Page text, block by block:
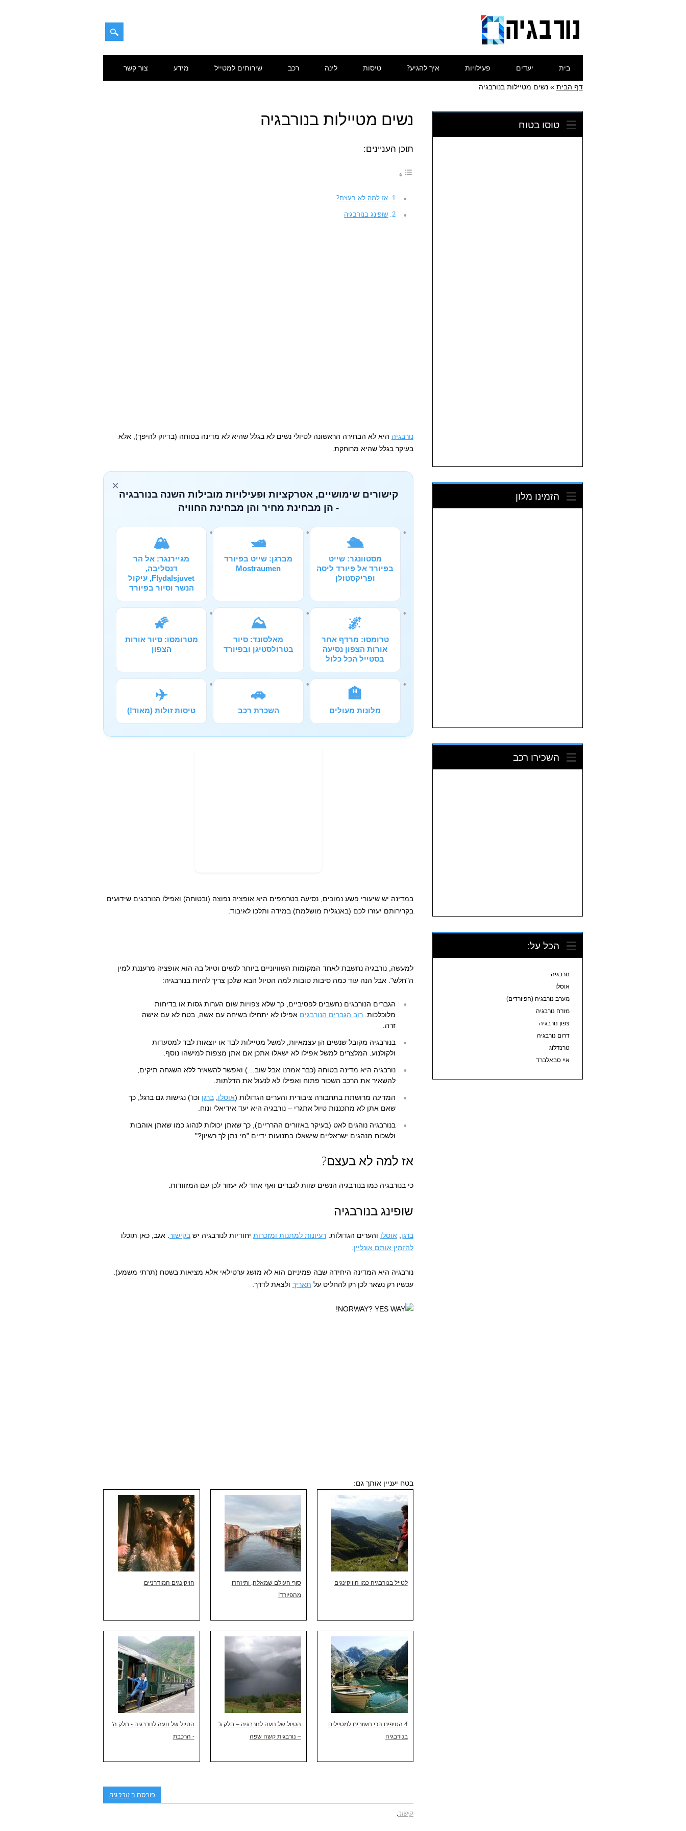
content
בית יעדים פעילויות איך להגיע? טיסות לינה רכב שירותים למטייל מידע צור קשר
דף הבית »נשים מטיילות בנורבגיה
נשים מטיילות בנורבגיה
תוכן העניינים:
אז למה לא בעצם?
שופינג בנורבגיה
נורבגיה היא לא הבחירה הראשונה לטיולי נשים לא בגלל שהיא לא מדינה בטוחה (בדיוק להיפך), אלא
בעיקר בגלל שהיא מרוחקת.
×
קישורים שימושיים, אטרקציות ופעילויות מובילות השנה בנורבגיה
- הן מבחינת מחיר והן מבחינת החוויה
🛳️
מסטוונגר: שייט
בפיורד אל פיורד ליסה
ופריקסטולן
🛥️
מברגן: שייט בפיורד
Mostraumen
🏔️
מגיירנגר: אל הר
דנסליבה,
Flydalsjuvet, עיקול
הנשר וסיור בפיורד
🌌
טרומסו: מרדף אחר
אורות הצפון נסיעה
בסטייל הכל כלול
⛰️
מאלסונד: סיור
בטרולסטיגן ובפיורד
🌠
מטרומסו: סיור אורות
הצפון
🏨
מלונות מעולים
🚗
השכרת רכב
✈️
טיסות זולות (מאוד!)
במדינה יש שיעורי פשע נמוכים, נסיעה בטרמפים היא אופציה נפוצה (ובטוחה) ואפילו הנורבגים שידועים
בקרירותם יעזרו לכם (באנגלית מושלמת) במידה ותלכו לאיבוד.
למעשה, נורבגיה נחשבת לאחד המקומות השוויוניים ביותר לנשים וטיול בה הוא אופציה מרעננת למין
ה"חלש". אבל הנה עוד כמה סיבות טובות למה הטיול הבא שלכן צריך להיות בנורבגיה:
הגברים הנורבגים נחשבים לפסיביים, כך שלא צפויות שום הערות גסות או בדיחות
מלוכלכות.רוב הגברים הנורבגים אפילו לא יתחילו בשיחה עם אשה, בטח לא עם אישה
זרה.
בנורבגיה מקובל שנשים הן עצמאיות, למשל מטיילות לבד או יוצאות לבד למסעדות
ולקולנוע. המלצרים למשל אפילו לא ישאלו אתכן אם אתן מצפות למישהו נוסף.
נורבגיה היא מדינה בטוחה (כבר אמרנו אבל שוב…) ואפשר להשאיר ללא השגחה תיקים,
להשאיר את הרכב השכור פתוח ואפילו לא לנעול את הדלתות.
המדינה מרושתת בתחבורה ציבורית והערים הגדולות (אוסלו ,ברגן וכו') נגישות גם ברגל, כך
שאם אתן לא מתכננות טיול אתגרי – נורבגיה היא יעד אידיאלי ונוח.
בנורבגיה נוהגים לאט (בעיקר באזורים ההרריים), כך שאתן יכולות לנהוג כמו שאתן אוהבות
ולשכוח מנהגים ישראליים שישאלו בתנועות ידיים "מי נתן לך רשיון?"
אז למה לא בעצם?
כי בנורבגיה כמו בנורבגיה הנשים שוות לגברים ואף אחד לא יעזור לכן עם המזוודות.
שופינג בנורבגיה
ברגן אוסלו והערים הגדולות.רעיונות למתנות ומזכרות יחודיות לנורבגיה ישבקישור . אגב, כאן תוכלו
להזמין אותם אונליין
נורבגיה היא המדינה היחידה שבה פמיניזם הוא לא מושג ערטילאי אלא מציאות בשטח (תרתי משמע).
עכשיו רק נשאר לכן רק להחליט על תאריך ולצאת לדרך.
בטח יעניין אותך גם:
לטייל בנורבגיה כמו הוויקינגים
סוף העולם שמאלה, ותיזהרו
מהפיורד!
הויקינגים המודרניים
4 הטיפים הכי חשובים למטיילים
בנורבגיה
הטיול של נועה לנורבגיה – חלק ג'
– נורבגית קשה שפה
הטיול של נועה לנורבגיה - חלק ה'
- הרכבת
פורסם בנורבגיה
קישור.
טוסו בטוח
הזמינו מלון
השכירו רכב
הכל על:
נורבגיה
אוסלו
מערב נורבגיה (הפיורדים)
מזרח נורבגיה
צפון נורבגיה
דרום נורבגיה
טרנדלוג
איי סבאלברד